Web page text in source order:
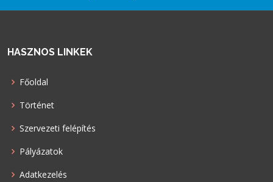
HASZNOS LINKEK
Főoldal
Történet
Szervezeti felépítés
Pályázatok
Adatkezelés